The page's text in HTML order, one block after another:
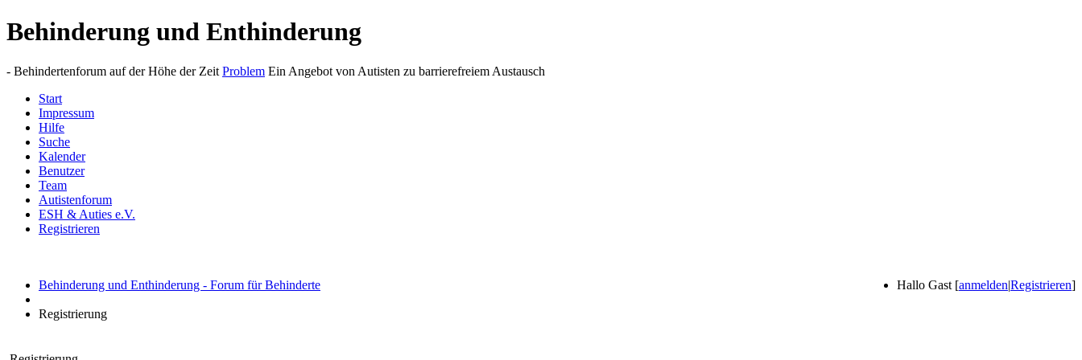
Behinderung und Enthinderung
- Behindertenforum auf der Höhe der Zeit Problem Ein Angebot von Autisten zu barrierefreiem Austausch
Start
Impressum
Hilfe
Suche
Kalender
Benutzer
Team
Autistenforum
ESH & Auties e.V.
Registrieren
Hallo Gast [anmelden|Registrieren]
Behinderung und Enthinderung - Forum für Behinderte
Registrierung